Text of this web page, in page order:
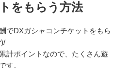
をもらう方法
でDXガシャコンチケットをもら
計ポイントなので、たくさん遊
す。